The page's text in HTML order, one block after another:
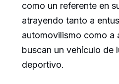
como un referente en
atrayendo tanto a
automovilismo como a
buscan un vehículo de
deportivo.